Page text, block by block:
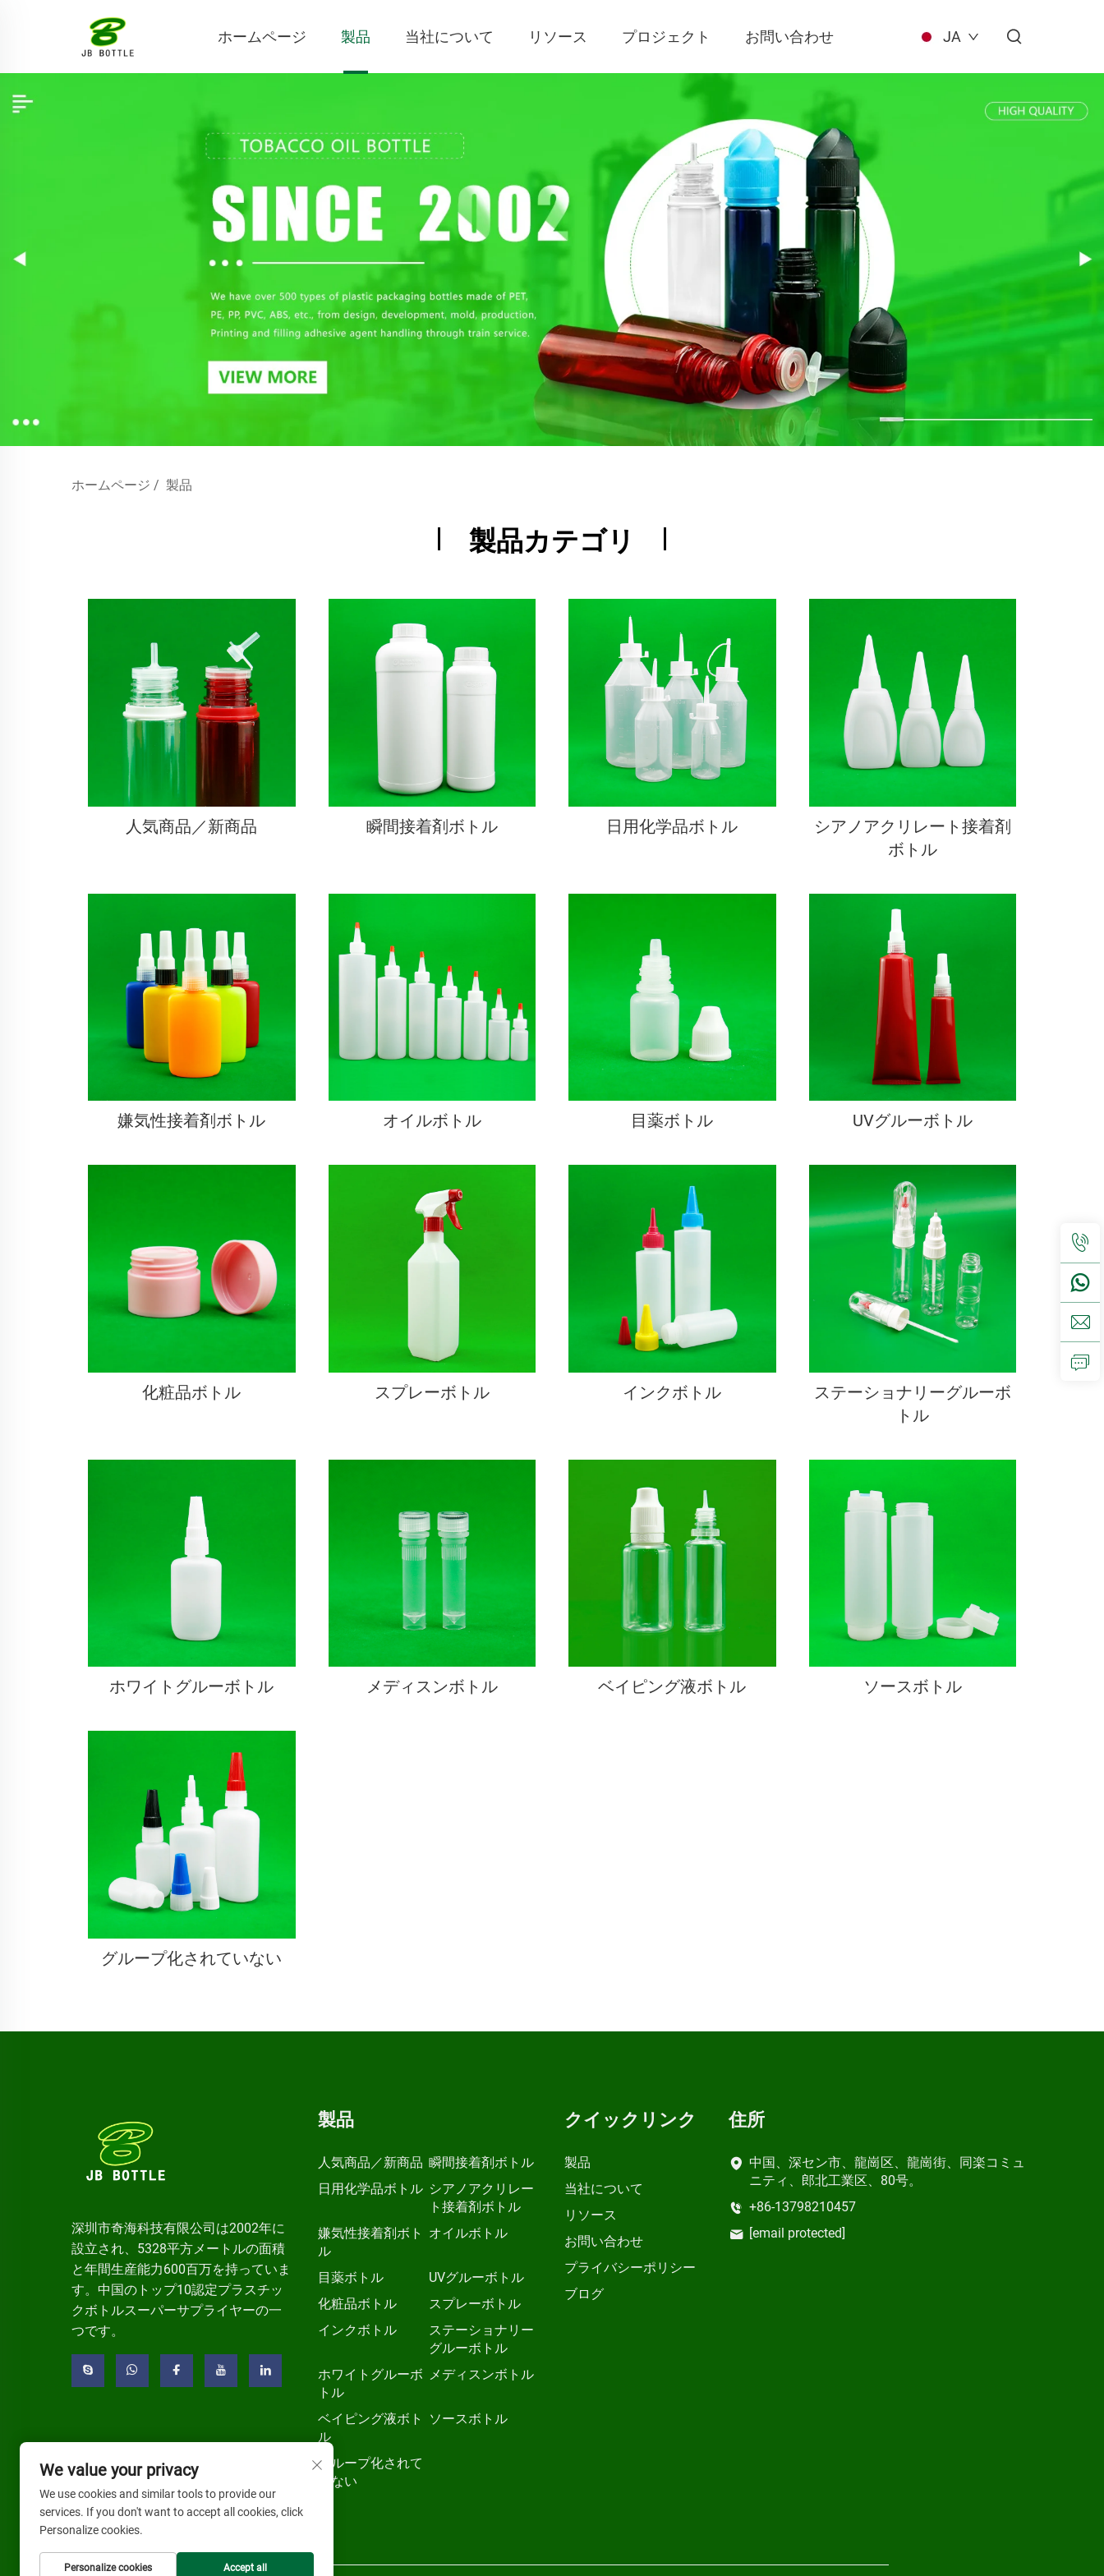
ホームページ 製品 当社について リソース プロジェクト お問い合わせ JA
ホームページ / 製品
製品カテゴリ
人気商品／新商品 瞬間接着剤ボトル 日用化学品ボトル
シアノアクリレート接着剤
ボトル
嫌気性接着剤ボトル オイルボトル 目薬ボトル UVグルーボトル
化粧品ボトル スプレーボトル インクボトル
ステーショナリーグルーボ
トル
ホワイトグルーボトル メディスンボトル ベイピング液ボトル ソースボトル
グループ化されていない
深圳市奇海科技有限公司は2002年に
設立され、5328平方メートルの面積
と年間生産能力600百万を持っていま
す。中国のトップ10認定プラスチッ
クボトルスーパーサプライヤーの一
つです。
製品
人気商品／新商品 瞬間接着剤ボトル
日用化学品ボトル シアノアクリレー
ト接着剤ボトル
嫌気性接着剤ボト
ル
オイルボトル
目薬ボトル
UVグルーボトル
化粧品ボトル
スプレーボトル
インクボトル
ステーショナリー
グルーボトル
ホワイトグルーボ
トル
メディスンボトル
ベイピング液ボト
ル
ソースボトル
グループ化されて
いない
クイックリンク
製品
当社について
リソース
お問い合わせ
プライバシーポリシー
ブログ
住所
中国、深セン市、龍崗区、龍崗街、同楽コミュ
ニティ、郎北工業区、80号。
+86-13798210457
[email protected]
We value your privacy
We use cookies and similar tools to provide our
services. If you don't want to accept all cookies, click
Personalize cookies.
Personalize cookies Accept all